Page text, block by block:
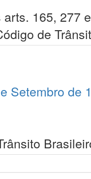
165, 277
de
Setembro de